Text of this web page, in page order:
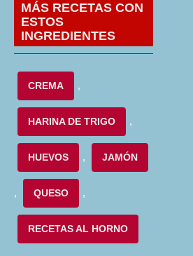
MÁS RECETAS CON
ESTOS
INGREDIENTES
CREMA ,
HARINA DE TRIGO ,
HUEVOS , JAMÓN
, QUESO ,
RECETAS AL HORNO